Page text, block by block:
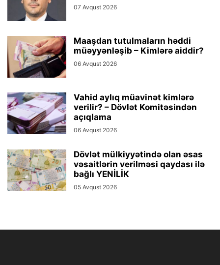
07 Avqust 2026
Maaşdan tutulmaların həddi
müəyyənləşib – Kimlərə aiddir?
06 Avqust 2026
Vahid aylıq müavinət kimlərə
verilir? – Dövlət Komitəsindən
açıqlama
06 Avqust 2026
Dövlət mülkiyyətində olan əsas
vəsaitlərin verilməsi qaydası ilə
bağlı YENİLİK
05 Avqust 2026